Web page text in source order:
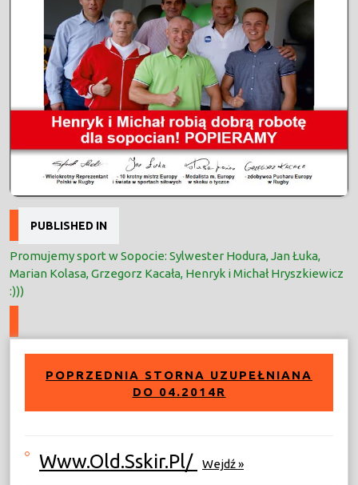
Nawigacja
wpisu
PUBLISHED IN
Promujemy sport w Sopocie: Sylwester Hodura, Jan Łuka,
Marian Kolasa, Grzegorz Kacała, Henryk i Michał Hryszkiewicz
:)))
POPRZEDNIA STORNA UZUPEŁNIANA
DO 04.2014R
Www.old.sskir.pl/ Wejdź »